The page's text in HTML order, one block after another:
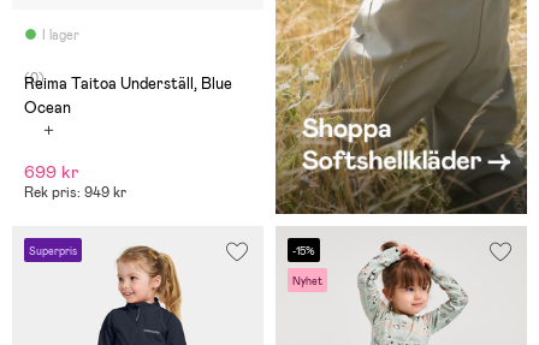
I lager
(0)
Reima Taitoa Underställ, Blue
Ocean
699 kr
Rek pris: 949 kr
Superpris -15%
Nyhet